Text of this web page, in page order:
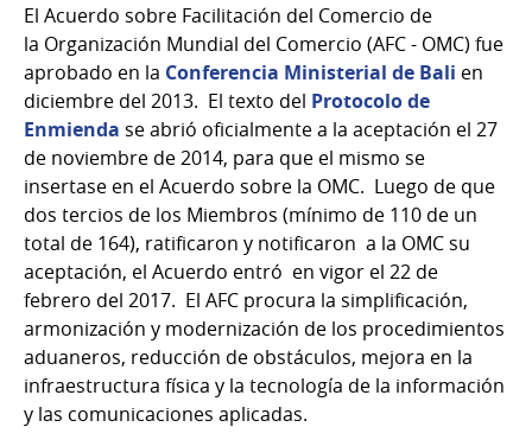
El Acuerdo sobre Facilitación del Comercio de
la Organización Mundial del Comercio (AFC - OMC) fue
aprobado en la Conferencia Ministerial de Bali en
diciembre del 2013. El texto del Protocolo de
Enmienda se abrió oficialmente a la aceptación el 27
de noviembre de 2014, para que el mismo se
insertase en el Acuerdo sobre la OMC. Luego de que
dos tercios de los Miembros (mínimo de 110 de un
total de 164), ratificaron y notificaron a la OMC su
aceptación, el Acuerdo entró en vigor el 22 de
febrero del 2017. El AFC procura la simplificación,
armonización y modernización de los procedimientos
aduaneros, reducción de obstáculos, mejora en la
infraestructura física y la tecnología de la información
y las comunicaciones aplicadas.